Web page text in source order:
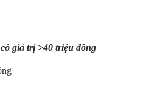
giá trị >40 triệu đồng